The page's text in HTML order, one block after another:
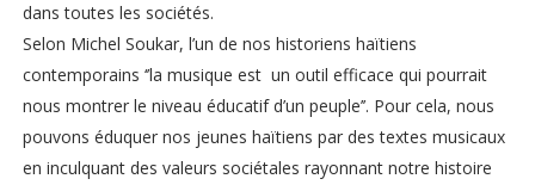
dans toutes les sociétés.
Selon Michel Soukar, l’un de nos historiens haïtiens
contemporains ‘’la musique est un outil efficace qui pourrait
nous montrer le niveau éducatif d’un peuple’’. Pour cela, nous
pouvons éduquer nos jeunes haïtiens par des textes musicaux
en inculquant des valeurs sociétales rayonnant notre histoire